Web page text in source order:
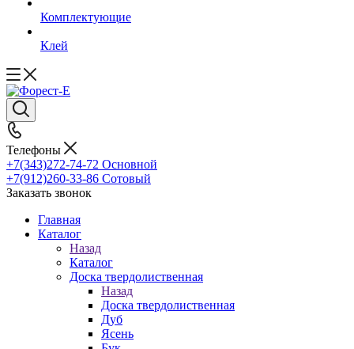
Комплектующие
Клей
Телефоны
+7(343)272-74-72 Основной
+7(912)260-33-86 Сотовый
Заказать звонок
Главная
Каталог
Назад
Каталог
Доска твердолиственная
Назад
Доска твердолиственная
Дуб
Ясень